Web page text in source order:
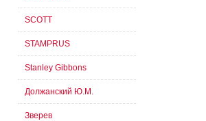
SCOTT
STAMPRUS
Stanley Gibbons
Должанский Ю.М.
Зверев